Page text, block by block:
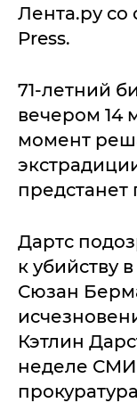
Лента.ру со
Press.
71-летний
вечером 14
момент
предстанет
Дартс
к убийству
Сюзан
Кэтлин
неделе СМИ